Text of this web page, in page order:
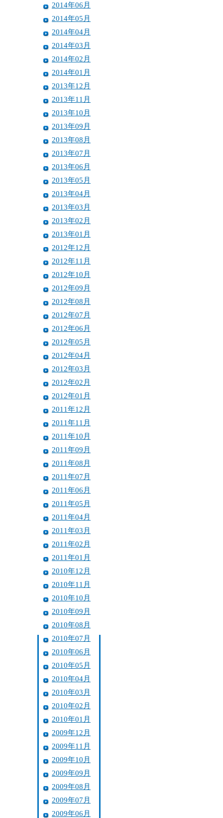
2014年06月
2014年05月
2014年04月
2014年03月
2014年02月
2014年01月
2013年12月
2013年11月
2013年10月
2013年09月
2013年08月
2013年07月
2013年06月
2013年05月
2013年04月
2013年03月
2013年02月
2013年01月
2012年12月
2012年11月
2012年10月
2012年09月
2012年08月
2012年07月
2012年06月
2012年05月
2012年04月
2012年03月
2012年02月
2012年01月
2011年12月
2011年11月
2011年10月
2011年09月
2011年08月
2011年07月
2011年06月
2011年05月
2011年04月
2011年03月
2011年02月
2011年01月
2010年12月
2010年11月
2010年10月
2010年09月
2010年08月
2010年07月
2010年06月
2010年05月
2010年04月
2010年03月
2010年02月
2010年01月
2009年12月
2009年11月
2009年10月
2009年09月
2009年08月
2009年07月
2009年06月